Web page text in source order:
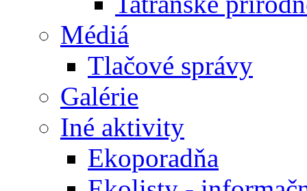
Médiá
Tlačové správy
Galérie
Iné aktivity
Ekoporadňa